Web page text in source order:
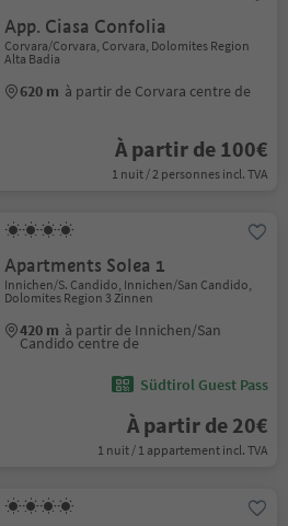
App. Ciasa Confolia
Corvara/Corvara, Corvara, Dolomites Region
Alta Badia
620 m à partir de Corvara centre de
À partir de 100€
1 nuit / 2 personnes incl. TVA
Apartments Solea 1
Innichen/S. Candido, Innichen/San Candido,
Dolomites Region 3 Zinnen
420 m à partir de Innichen/San
Candido centre de
Südtirol Guest Pass
À partir de 20€
1 nuit / 1 appartement incl. TVA